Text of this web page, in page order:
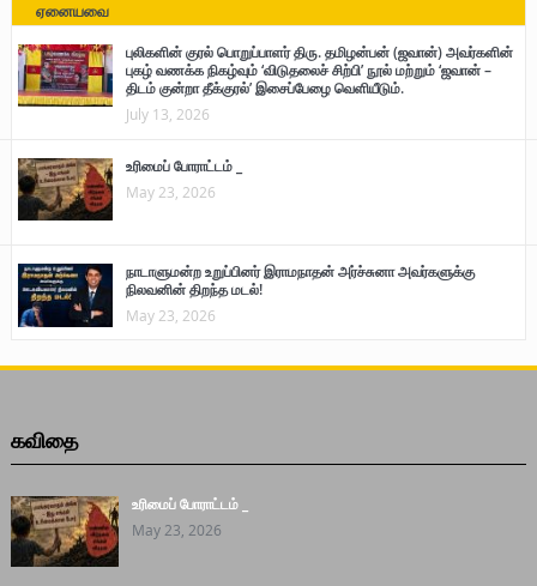
ஏனையவை
புலிகளின் குரல் பொறுப்பாளர் திரு. தமிழன்பன் (ஜவான்) அவர்களின்
புகழ் வணக்க நிகழ்வும் ‘விடுதலைச் சிற்பி’ நூல் மற்றும் ‘ஜவான் –
திடம் குன்றா தீக்குரல்’ இசைப்பேழை வெளியீடும்.
July 13, 2026
உரிமைப் போராட்டம் _
May 23, 2026
நாடாளுமன்ற உறுப்பினர் இராமநாதன் அர்ச்சுனா அவர்களுக்கு
நிலவனின் திறந்த மடல்!
May 23, 2026
கவிதை
உரிமைப் போராட்டம் _
May 23, 2026